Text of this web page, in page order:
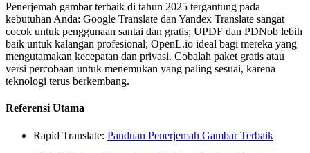
Penerjemah gambar terbaik di tahun 2025 tergantung pada
kebutuhan Anda: Google Translate dan Yandex Translate sangat
cocok untuk penggunaan santai dan gratis; UPDF dan PDNob lebih
baik untuk kalangan profesional; OpenL.io ideal bagi mereka yang
mengutamakan kecepatan dan privasi. Cobalah paket gratis atau
versi percobaan untuk menemukan yang paling sesuai, karena
teknologi terus berkembang.
Referensi Utama
Rapid Translate: Panduan Penerjemah Gambar Terbaik